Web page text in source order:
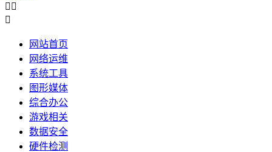
 

网站首页
网络运维
系统工具
图形媒体
综合办公
游戏相关
数据安全
硬件检测